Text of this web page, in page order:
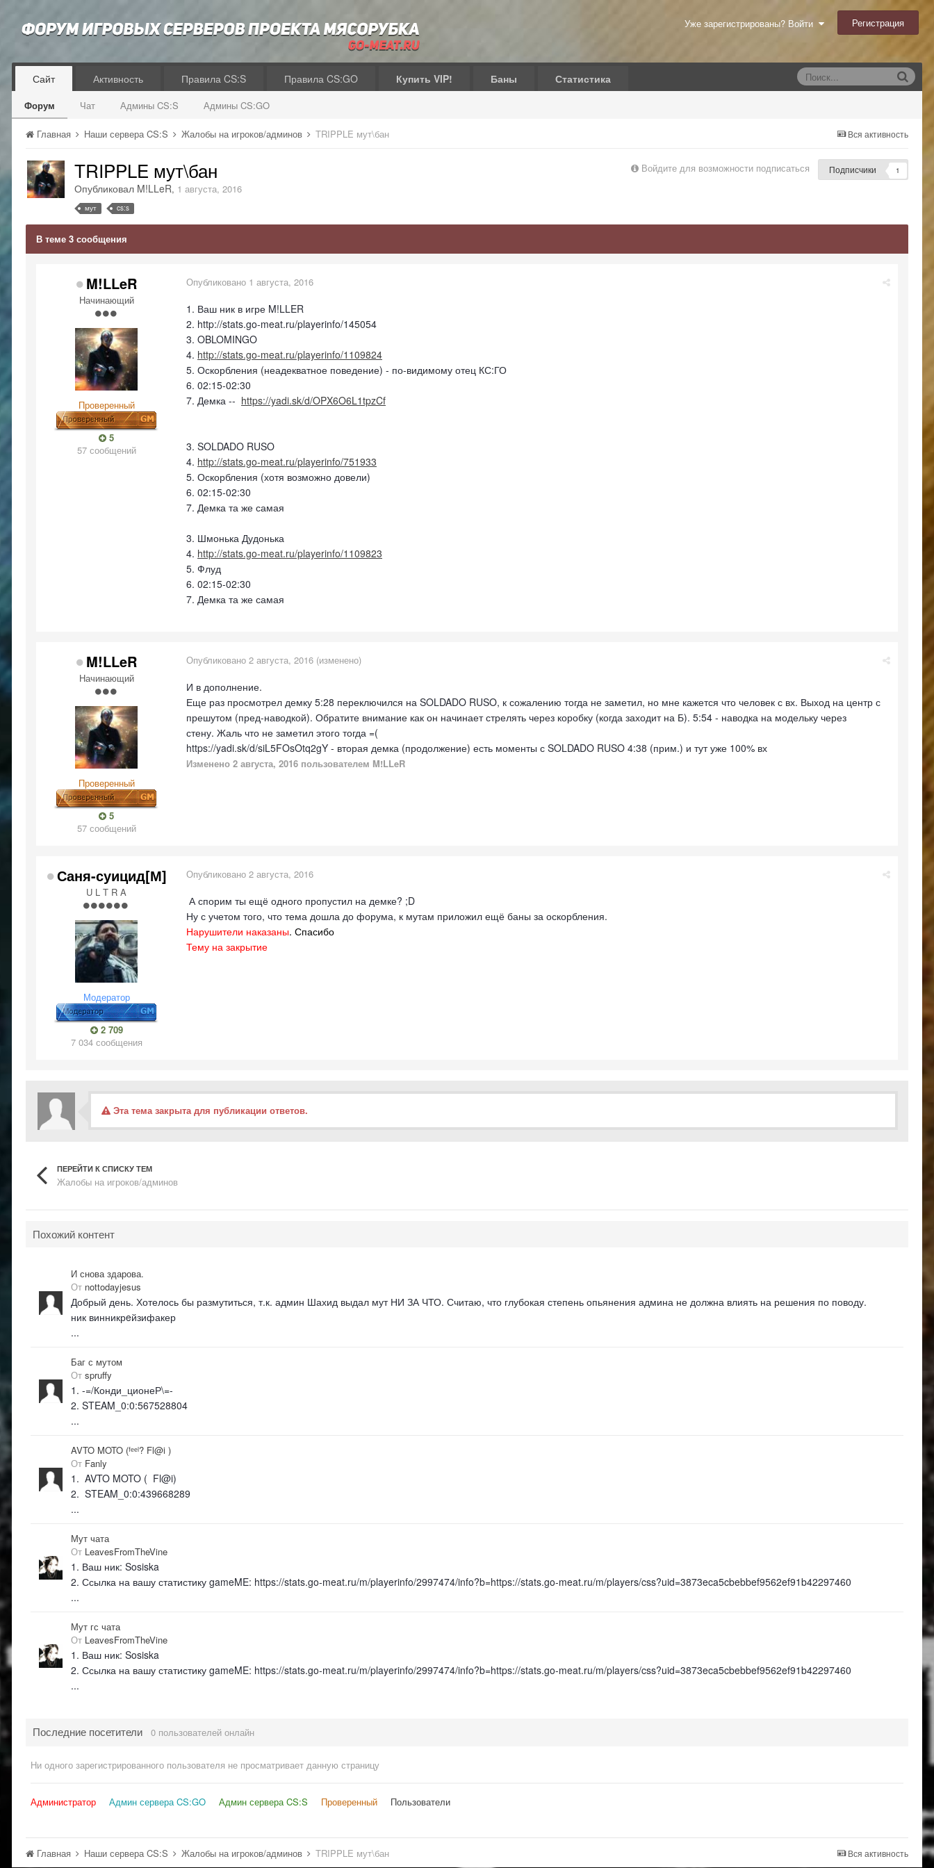
Уже зарегистрированы? Войти Регистрация
Сайт
Форум Чат Админы CS:S Админы CS:GO
Активность Правила CS:S Правила CS:GO Купить VIP! Баны Статистика
Вся активность
Главная Наши сервера CS:S Жалобы на игроков/админов TRIPPLE мут\бан
Войдите для возможности подписаться Подписчики 1
TRIPPLE мут\бан
Опубликовал M!LLeR, 1 августа, 2016
мут cs:s
В теме 3 сообщения
M!LLeR
Начинающий
Проверенный
5
57 сообщений
Опубликовано 1 августа, 2016
1. Ваш ник в игре M!LLER
2. http://stats.go-meat.ru/playerinfo/145054
3. OBLOMINGO
4. http://stats.go-meat.ru/playerinfo/1109824
5. Оскорбления (неадекватное поведение) - по-видимому отец КС:ГО
6. 02:15-02:30
7. Демка -- https://yadi.sk/d/OPX6O6L1tpzCf
3. SOLDADO RUSO
4. http://stats.go-meat.ru/playerinfo/751933
5. Оскорбления (хотя возможно довели)
6. 02:15-02:30
7. Демка та же самая
3. Шмонька Дудонька
4. http://stats.go-meat.ru/playerinfo/1109823
5. Флуд
6. 02:15-02:30
7. Демка та же самая
M!LLeR
Начинающий
Проверенный
5
57 сообщений
Опубликовано 2 августа, 2016 (изменено)
И в дополнение.
Еще раз просмотрел демку 5:28 переключился на SOLDADO RUSO, к сожалению тогда не заметил, но мне кажется что человек с вх. Выход на центр с
прешутом (пред-наводкой). Обратите внимание как он начинает стрелять через коробку (когда заходит на Б). 5:54 - наводка на модельку через
стену. Жаль что не заметил этого тогда =(
https://yadi.sk/d/siL5FOsOtq2gY - вторая демка (продолжение) есть моменты с SOLDADO RUSO 4:38 (прим.) и тут уже 100% вх
Изменено 2 августа, 2016 пользователем M!LLeR
Саня-суицид[М]
U L T R A
Модератор
2 709
7 034 сообщения
Опубликовано 2 августа, 2016
А спорим ты ещё одного пропустил на демке? ;D
Ну с учетом того, что тема дошла до форума, к мутам приложил ещё баны за оскорбления.
Нарушители наказаны. Спасибо
Тему на закрытие
Эта тема закрыта для публикации ответов.
ПЕРЕЙТИ К СПИСКУ ТЕМ
Жалобы на игроков/админов
Похожий контент
И снова здарова.
От nottodayjesus
Добрый день. Хотелось бы размутиться, т.к. админ Шахид выдал мут НИ ЗА ЧТО. Считаю, что глубокая степень опьянения админа не должна влиять на решения по поводу.
ник винникрeйзифакер
...
Баг с мутом
От spruffy
1. -=/Конди_ционеР\=-
2. STEAM_0:0:567528804
...
AVTO MOTO (ᶠᵉᵉˡ? Fl@i )
От Fanly
1. AVTO MOTO ( Fl@i)
2. STEAM_0:0:439668289
...
Мут чата
От LeavesFromTheVine
1. Ваш ник: Sosiska
2. Ссылка на вашу статистику gameME: https://stats.go-meat.ru/m/playerinfo/2997474/info?b=https://stats.go-meat.ru/m/players/css?uid=3873eca5cbebbef9562ef91b42297460
...
Мут гс чата
От LeavesFromTheVine
1. Ваш ник: Sosiska
2. Ссылка на вашу статистику gameME: https://stats.go-meat.ru/m/playerinfo/2997474/info?b=https://stats.go-meat.ru/m/players/css?uid=3873eca5cbebbef9562ef91b42297460
...
Последние посетители 0 пользователей онлайн
Ни одного зарегистрированного пользователя не просматривает данную страницу
Администратор Админ сервера CS:GO Админ сервера CS:S Проверенный Пользователи
Вся активность
Главная Наши сервера CS:S Жалобы на игроков/админов TRIPPLE мут\бан